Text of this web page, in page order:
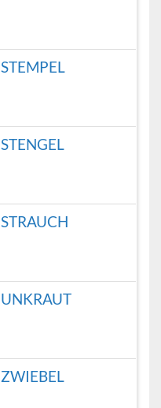
STEMPEL
STENGEL
STRAUCH
UNKRAUT
ZWIEBEL